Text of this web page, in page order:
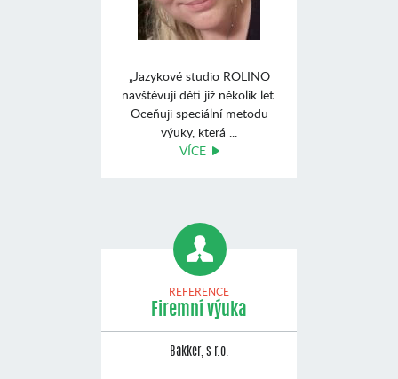
„Jazykové studio ROLINO
navštěvují děti již několik let.
Oceňuji speciální metodu
výuky, která ...
VÍCE
REFERENCE
Firemní výuka
Bakker, s r.o.